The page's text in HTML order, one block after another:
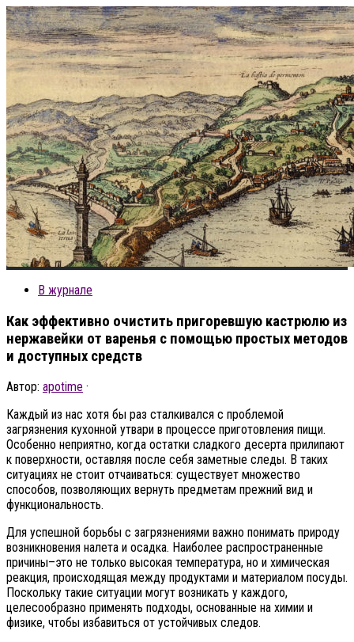
В журнале
Как эффективно очистить пригоревшую кастрюлю из
нержавейки от варенья с помощью простых методов
и доступных средств
Автор: apotime ·
Каждый из нас хотя бы раз сталкивался с проблемой
загрязнения кухонной утвари в процессе приготовления пищи.
Особенно неприятно, когда остатки сладкого десерта прилипают
к поверхности, оставляя после себя заметные следы. В таких
ситуациях не стоит отчаиваться: существует множество
способов, позволяющих вернуть предметам прежний вид и
функциональность.
Для успешной борьбы с загрязнениями важно понимать природу
возникновения налета и осадка. Наиболее распространенные
причины–это не только высокая температура, но и химическая
реакция, происходящая между продуктами и материалом посуды.
Поскольку такие ситуации могут возникать у каждого,
целесообразно применять подходы, основанные на химии и
физике, чтобы избавиться от устойчивых следов.